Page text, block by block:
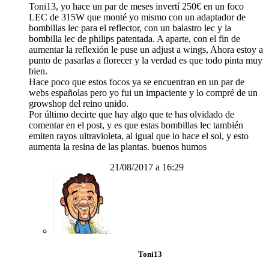
Toni13, yo hace un par de meses invertí 250€ en un foco
LEC de 315W que monté yo mismo con un adaptador de
bombillas lec para el reflector, con un balastro lec y la
bombilla lec de philips patentada. A aparte, con el fin de
aumentar la reflexión le puse un adjust a wings, Ahora estoy a
punto de pasarlas a florecer y la verdad es que todo pinta muy
bien.
Hace poco que estos focos ya se encuentran en un par de
webs españolas pero yo fui un impaciente y lo compré de un
growshop del reino unido.
Por último decirte que hay algo que te has olvidado de
comentar en el post, y es que estas bombillas lec también
emiten rayos ultravioleta, al igual que lo hace el sol, y esto
aumenta la resina de las plantas. buenos humos
21/08/2017 a 16:29
Toni13